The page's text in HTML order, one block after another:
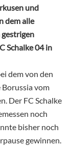
und
dem alle
Schalke 04 in
dem von den
vom
Der FC Schalke
noch
bisher noch
gewinnen.